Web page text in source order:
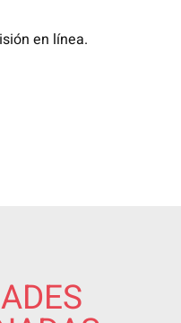
en línea.